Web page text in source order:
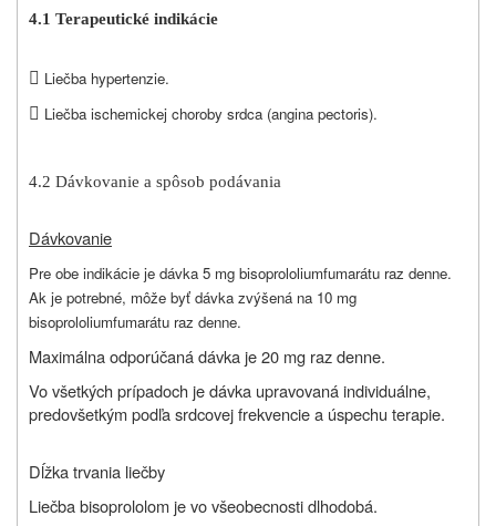
4.1 Terapeutické indikácie
 Liečba hypertenzie.
 Liečba ischemickej choroby srdca (angina pectoris).
4.2 Dávkovanie a spôsob podávania
Dávkovanie
Pre obe indikácie je dávka 5 mg bisoprololiumfumarátu raz denne.
Ak je potrebné, môže byť dávka zvýšená na 10 mg
bisoprololiumfumarátu raz denne.
Maximálna odporúčaná dávka je 20 mg raz denne.
Vo všetkých prípadoch je dávka upravovaná individuálne,
predovšetkým podľa srdcovej frekvencie a úspechu terapie.
Dĺžka trvania liečby
Liečba bisoprololom je vo všeobecnosti dlhodobá.